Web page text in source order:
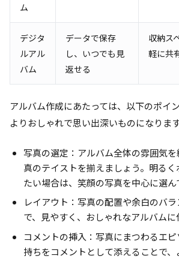
ム
デジタ
ルアル
バム
データで保存
し、いつでも見
返せる
収納ス
軽に共
アルバム作成にあたっては、以下のポイ
よりおしゃれで思い出深いものになります
写真の選定：アルバム全体の雰囲気
真のテイストを揃えましょう。明る
たい場合は、笑顔の写真を中心に選ん
レイアウト：写真の配置や余白のバ
で、見やすく、おしゃれなアルバムに
コメントの挿入：写真にまつわるエ
持ちをコメントとして添えることで